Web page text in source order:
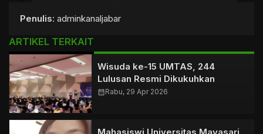
Penulis: adminkanaljabar
ARTIKEL TERKAIT
Wisuda ke-15 UMTAS, 244
Lulusan Resmi Dikukuhkan
calendar_monthRabu, 29 Apr 2026